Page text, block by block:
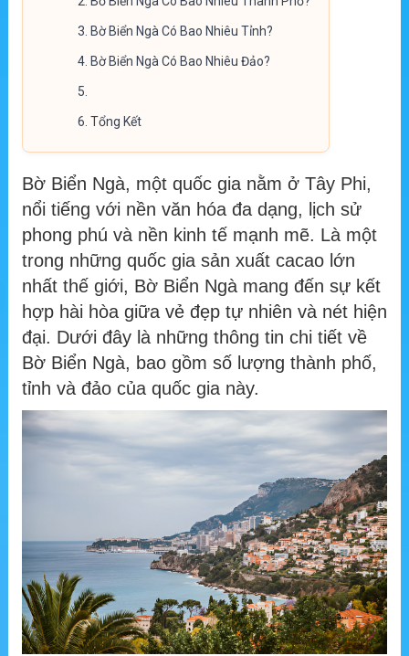
3. Bờ Biển Ngà Có Bao Nhiêu Tỉnh?
4. Bờ Biển Ngà Có Bao Nhiêu Đảo?
5.
6. Tổng Kết
Bờ Biển Ngà, một quốc gia nằm ở Tây Phi,
nổi tiếng với nền văn hóa đa dạng, lịch sử
phong phú và nền kinh tế mạnh mẽ. Là một
trong những quốc gia sản xuất cacao lớn
nhất thế giới, Bờ Biển Ngà mang đến sự kết
hợp hài hòa giữa vẻ đẹp tự nhiên và nét hiện
đại. Dưới đây là những thông tin chi tiết về
Bờ Biển Ngà, bao gồm số lượng thành phố,
tỉnh và đảo của quốc gia này.